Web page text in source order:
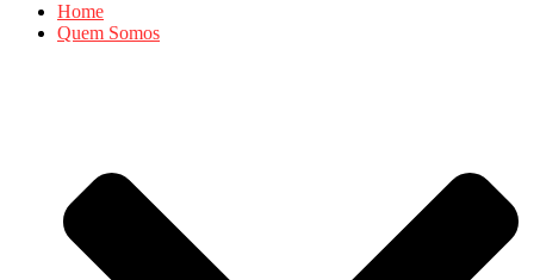
Home
Quem Somos